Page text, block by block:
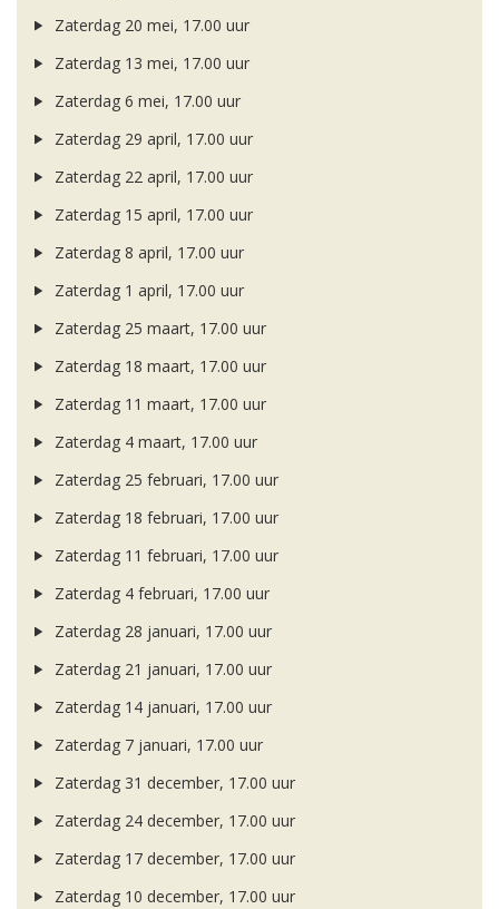
Zaterdag 20 mei, 17.00 uur
Zaterdag 13 mei, 17.00 uur
Zaterdag 6 mei, 17.00 uur
Zaterdag 29 april, 17.00 uur
Zaterdag 22 april, 17.00 uur
Zaterdag 15 april, 17.00 uur
Zaterdag 8 april, 17.00 uur
Zaterdag 1 april, 17.00 uur
Zaterdag 25 maart, 17.00 uur
Zaterdag 18 maart, 17.00 uur
Zaterdag 11 maart, 17.00 uur
Zaterdag 4 maart, 17.00 uur
Zaterdag 25 februari, 17.00 uur
Zaterdag 18 februari, 17.00 uur
Zaterdag 11 februari, 17.00 uur
Zaterdag 4 februari, 17.00 uur
Zaterdag 28 januari, 17.00 uur
Zaterdag 21 januari, 17.00 uur
Zaterdag 14 januari, 17.00 uur
Zaterdag 7 januari, 17.00 uur
Zaterdag 31 december, 17.00 uur
Zaterdag 24 december, 17.00 uur
Zaterdag 17 december, 17.00 uur
Zaterdag 10 december, 17.00 uur